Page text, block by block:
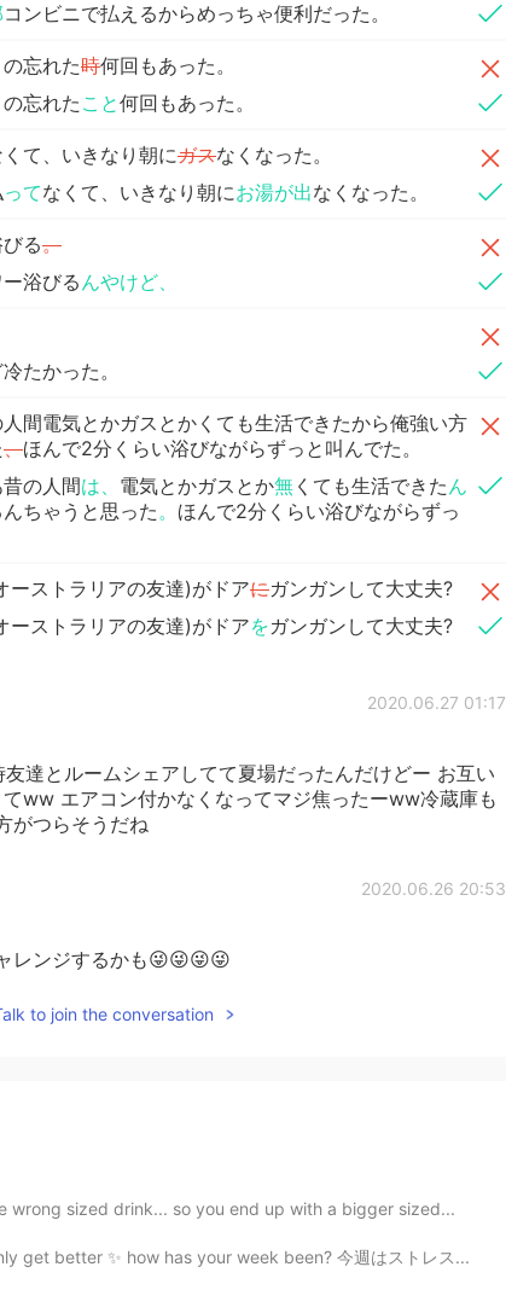
コンビニで払えるからめっちゃ便利だった。
忘れた時何回もあった。
忘れた こと何回もあった。
くて、いきなり朝にガスなくなった。
ってなくて、いきなり朝にお湯が出なくなった。
る。
浴びるんやけど、
たかった。
間電気とかガスとかくても生活できたから俺強い方
、ほんで2分くらい浴びながらずっと叫んでた。
の人間は、 電気とかガスとか無 くても生活できたん
ちゃうと思った。 ほんで2分くらい浴びながらずっ
ーストラリアの友達)がドアにガンガンして大丈夫?
ーストラリアの友達)がドアをガンガンして大丈夫?
2020.06.27 01:17
達とルームシェアしてて夏場だったんだけどー お互い
ww エアコン付かなくなってマジ焦ったーww冷蔵庫も
がつらそうだね
2020.06.26 20:53
レンジするかも😜😜😜😜
to join the conversation
wrong sized drink... so you end up with a bigger sized...
get better ✨ how has your week been? 今週はストレス...